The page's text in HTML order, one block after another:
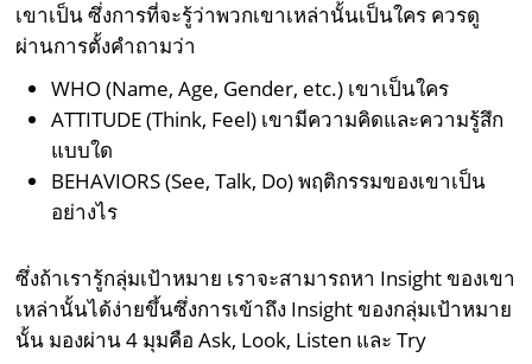
เขาเป็น ซึ่งการที่จะรู้ว่าพวกเขาเหล่านั้นเป็นใคร ควรดู
ผ่านการตั้งคำถามว่า
WHO (Name, Age, Gender, etc.) เขาเป็นใคร
ATTITUDE (Think, Feel) เขามีความคิดและความรู้สึก
แบบใด
BEHAVIORS (See, Talk, Do) พฤติกรรมของเขาเป็น
อย่างไร
ซึ่งถ้าเรารู้กลุ่มเป้าหมาย เราจะสามารถหา Insight ของเขา
เหล่านั้นได้ง่ายขึ้นซึ่งการเข้าถึง Insight ของกลุ่มเป้าหมาย
นั้น มองผ่าน 4 มุมคือ Ask, Look, Listen และ Try